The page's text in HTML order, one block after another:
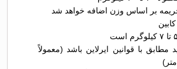
بر اساس وزن اضافه خواهد شد
مطابق با قوانین ایرلاین باشد (معمولاً